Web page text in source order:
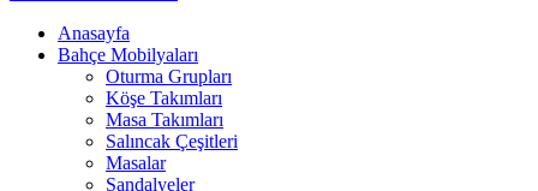
Anasayfa
Bahçe Mobilyaları
Oturma Grupları
Köşe Takımları
Masa Takımları
Salıncak Çeşitleri
Masalar
Sandalyeler